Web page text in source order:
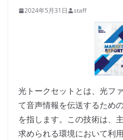
2024年5月31日 staff
光トークセットとは、光フ
て音声情報を伝送するため
を指します。この技術は、
求められる環境において利